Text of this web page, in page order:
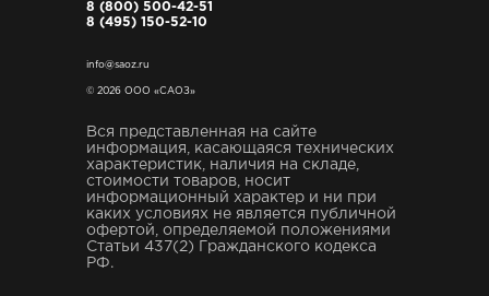
8 (800) 500-42-51
8 (495) 150-52-10
info@saoz.ru
© 2026 ООО «САОЗ»
Вся представленная на сайте
информация, касающаяся технических
характеристик, наличия на складе,
стоимости товаров, носит
информационный характер и ни при
каких условиях не является публичной
офертой, определяемой положениями
Статьи 437(2) Гражданского кодекса
РФ.